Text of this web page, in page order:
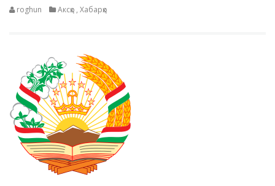
roghun Аксҳо , Хабарҳо